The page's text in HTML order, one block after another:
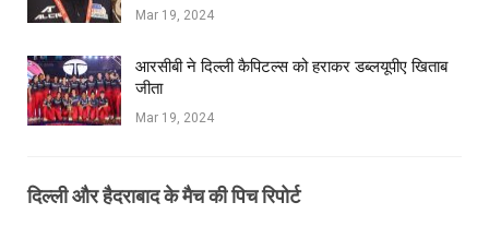
Mar 19, 2024
आरसीबी ने दिल्ली कैपिटल्स को हराकर डब्लयूपीए खिताब
जीता
Mar 19, 2024
दिल्ली और हैदराबाद के मैच की पिच रिपोर्ट